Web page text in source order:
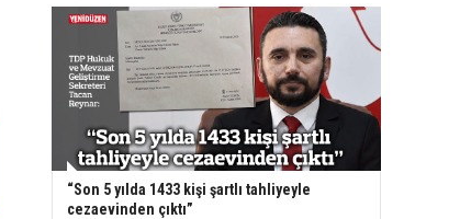
“Son 5 yılda 1433 kişi şartlı tahliyeyle
cezaevinden çıktı”